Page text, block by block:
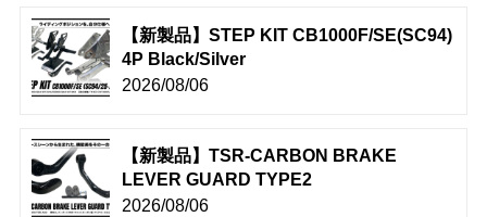
【新製品】STEP KIT CB1000F/SE(SC94)
4P Black/Silver
2026/08/06
【新製品】TSR-CARBON BRAKE
LEVER GUARD TYPE2
2026/08/06